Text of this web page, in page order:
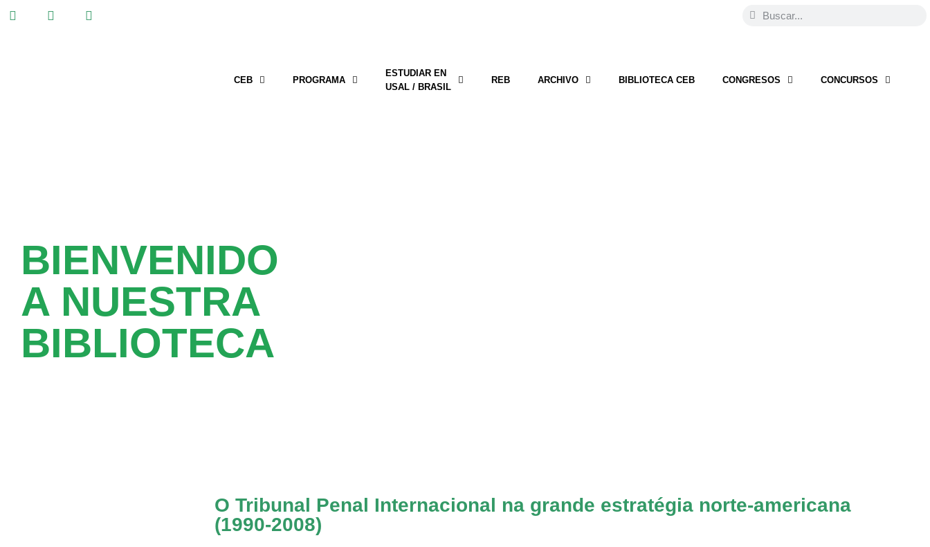
CEB PROGRAMA
ESTUDIAR EN
USAL / BRASIL
REB ARCHIVO BIBLIOTECA CEB CONGRESOS CONCURSOS
BIENVENIDO
A NUESTRA
BIBLIOTECA
O Tribunal Penal Internacional na grande estratégia norte-americana
(1990-2008)